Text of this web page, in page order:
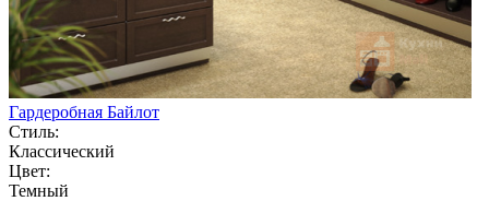
Гардеробная Байлот
Стиль:
Классический
Цвет:
Темный